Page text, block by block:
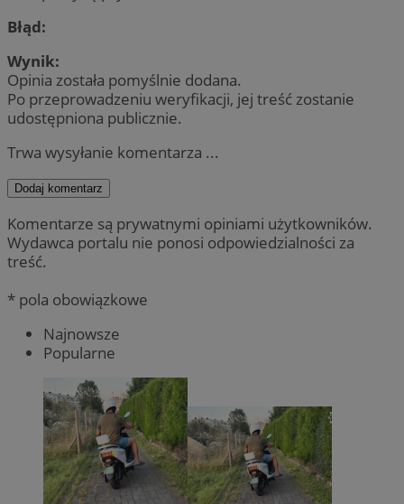
Błąd:
Wynik:
Opinia została pomyślnie dodana.
Po przeprowadzeniu weryfikacji, jej treść zostanie
udostępniona publicznie.
Trwa wysyłanie komentarza ...
Dodaj komentarz
Komentarze są prywatnymi opiniami użytkowników.
Wydawca portalu nie ponosi odpowiedzialności za
treść.
* pola obowiązkowe
Najnowsze
Popularne